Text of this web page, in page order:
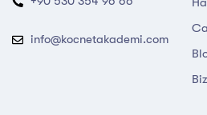
info@kocnetakademi.com